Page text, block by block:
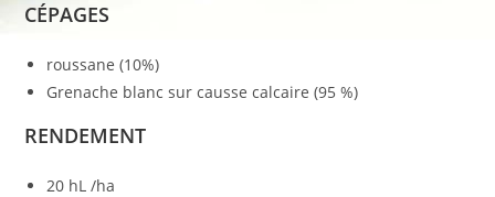
CÉPAGES
roussane (10%)
Grenache blanc sur causse calcaire (95 %)
RENDEMENT
20 hL /ha